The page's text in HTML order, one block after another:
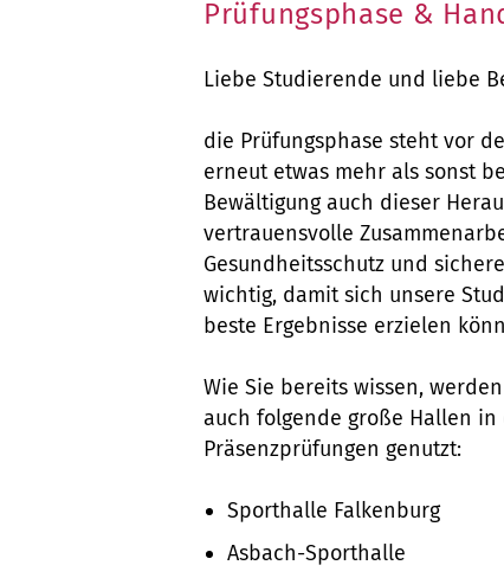
Prüfungsphase &
Liebe Studierende und liebe
die Prüfungsphase steht vor
erneut etwas mehr als sonst
Bewältigung auch dieser
vertrauensvolle
Gesundheitsschutz und
wichtig, damit sich unsere
beste Ergebnisse erzielen
Wie Sie bereits wissen,
auch folgende große Hallen
Präsenzprüfungen genutzt:
Sporthalle Falkenburg
Asbach-Sporthalle